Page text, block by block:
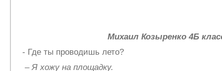
Михаил Козыренко 4Б
- Где ты проводишь лето?
–Я хожу на площадку.